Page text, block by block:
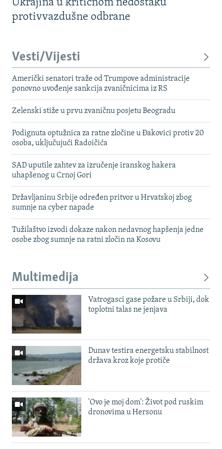
Ukrajina u kritičnom nedostaku
protivvazdušne odbrane
Vesti/Vijesti
Američki senatori traže od Trumpove administracije
ponovno uvođenje sankcija zvaničnicima iz RS
Zelenski stiže u prvu zvaničnu posjetu Beogradu
Podignuta optužnica za ratne zločine u Đakovici protiv 20
osoba, uključujući Radoičića
SAD uputile zahtev za izručenje iranskog hakera
uhapšenog u Crnoj Gori
Državljaninu Srbije određen pritvor u Hrvatskoj zbog
sumnje na cyber napade
Tužilaštvo izvodi dokaze nakon nedavnog hapšenja jedne
osobe zbog sumnje na ratni zločin na Kosovu
Multimedija
Vatrogasci gase požare u Srbiji, dok
toplotni talas ne jenjava
Dunav testira energetsku stabilnost
država kroz koje protiče
'Ovo je moj dom': Život pod ruskim
dronovima u Hersonu